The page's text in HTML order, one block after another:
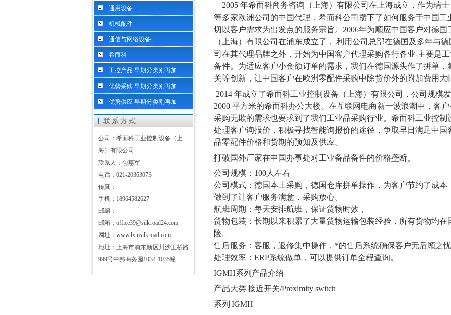
通用设备
机械配件
通信与网络设备
希而科
工控产品 早期分类别再加
优势采购 早期分类别再加
优势供应 早期分类别再加
联系方式
公司：希而科工业控制设备（上
海）有限公司
联系人：包惠军
电话：021-20363073
传真：
手机：18964582627
邮编：
邮箱：office39@silkroad24.com
网址： www.lxmsilkroad.com
地址：上海市浦东新区川沙王桥路
999号中邦商务园1034-1035幢
2005 年希而科商务咨询（上海）有限公司在上海成立，作为瑞士
等多家欧洲公司的中国代理，希而科公司攒下了如何服务于中国
切以客户需求为出发点的服务宗旨。 2006年为顺应中国客户对德国
（上海）有限公司在浦东成立了， 利用公司总部在德国及多年与
司在其代理品牌之外，开始为中国客户代理采购各行各业-主要是
备件。为适应客户小金额订单的需求，我们在德国源头作了拼单
关等创新，让中国客户在欧洲零配件采购中除货价外的附加费用大
2014 年成立了希而科工业控制设备（上海）有限公司，公司规模
2000 平方米的希而科办公大楼。在互联网电商新一波浪潮中，客
采购无欺的需求也要求到了我们工业品采购行业。希而科工业控
处理客户询报价，积极寻找智能询报价的途径，争取早日满足中
品零配件价格和货期的预知及供应。
打破国外厂家在中国办事处对工业备品备件的价格垄断。
公司规模： 100 人左右
公司模式：德国本土采购，德国仓库拼单操作，为客户节约了成本
做到了让客户服务满意，采购放心。
航班周期：每天安排航班，保证货物时效，
货物包装：长期以来积累了大量货物运输包装经验，所有货物均
险。
售后服务：客服，返修集中操作，*的售后系统确保客户无后顾之
处理效率： ERP系统做单，可以提供订单全程查询。
IGMH系列产品介绍
产品大类接近开关/Proximity switch
系列 IGMH